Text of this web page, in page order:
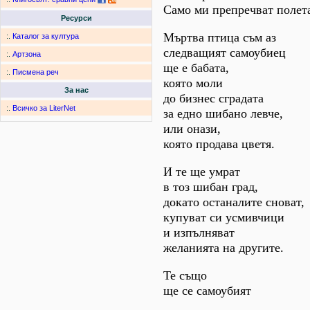
Ресурси
:. Каталог за култура
:. Артзона
:. Писмена реч
За нас
:. Всичко за LiterNet
Само ми препречват
Мъртва птица съм аз
следващият самоубиец
ще е бабата,
която моли
до бизнес сградата
за едно шибано левче,
или онази,
която продава цветя.
И те ще умрат
в тоз шибан град,
докато останалите сноват,
купуват си усмивчици
и изпълняват
желанията на другите.
Те също
ще се самоубият